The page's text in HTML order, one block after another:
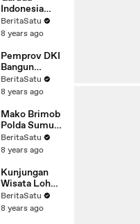
Mobile
Indonesia
Persiapkan
Diri Jelang
BeritaSatu
8 years ago
Pemprov DKI
Bangun
Fasilitas
Pengolahan
BeritaSatu
8 years ago
Mako Brimob
Polda Sumut
Perketat
Penjagaan
BeritaSatu
8 years ago
Kunjungan
Wisata Loh
Buaya Capai
70 Persen
BeritaSatu
8 years ago